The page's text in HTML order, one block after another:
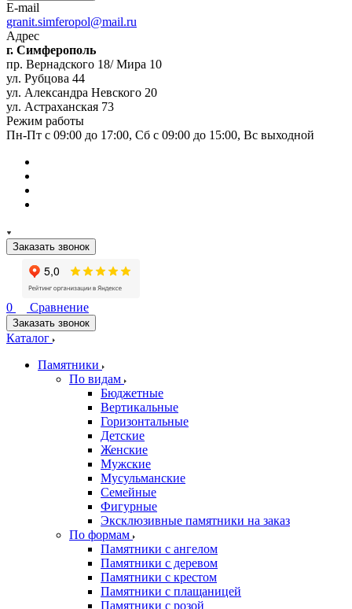
E-mail
granit.simferopol@mail.ru
Адрес
г. Симферополь
пр. Вернадского 18/ Мира 10
ул. Рубцова 44
ул. Александра Невского 20
ул. Астраханская 73
Режим работы
Пн-Пт с 09:00 до 17:00, Сб с 09:00 до 15:00, Вс выходной
Заказать звонок
0 Сравнение
Заказать звонок
Каталог
Памятники
По видам
Бюджетные
Вертикальные
Горизонтальные
Детские
Женские
Мужские
Мусульманские
Семейные
Фигурные
Эксклюзивные памятники на заказ
По формам
Памятники с ангелом
Памятники с деревом
Памятники с крестом
Памятники с плащаницей
Памятники с розой